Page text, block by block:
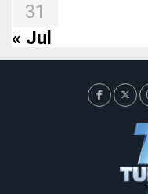
31
« Jul